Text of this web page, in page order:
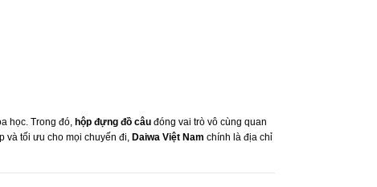
học. Trong đó, hộp đựng đồ câu đóng vai trò vô cùng quan
và tối ưu cho mọi chuyến đi, Daiwa Việt Nam chính là địa chỉ